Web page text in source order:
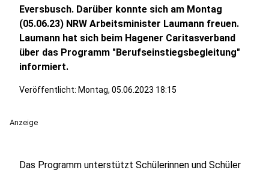
Eversbusch. Darüber konnte sich am Montag
(05.06.23) NRW Arbeitsminister Laumann freuen.
Laumann hat sich beim Hagener Caritasverband
über das Programm "Berufseinstiegsbegleitung"
informiert.
Veröffentlicht: Montag, 05.06.2023 18:15
Anzeige
Das Programm unterstützt Schülerinnen und Schüler